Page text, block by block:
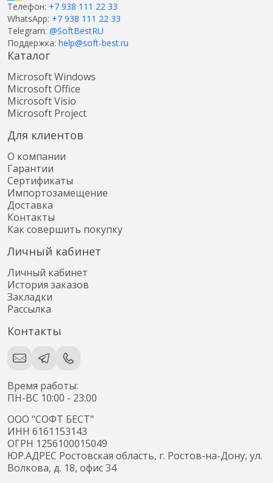
Телефон: +7 938 111 22 33
WhatsApp: +7 938 111 22 33
Telegram: @SoftBestRU
Поддержка: help@soft-best.ru
Каталог
Microsoft Windows
Microsoft Office
Microsoft Visio
Microsoft Project
Для клиентов
О компании
Гарантии
Сертификаты
Импортозамещение
Доставка
Контакты
Как совершить покупку
Личный кабинет
Личный кабинет
История заказов
Закладки
Рассылка
Контакты
Время работы:
ПН-ВС 10:00 - 23:00
ООО "СОФТ БЕСТ"
ИНН 6161153143
ОГРН 1256100015049
ЮР.АДРЕС Ростовская область, г. Ростов-на-Дону, ул.
Волкова, д. 18, офис 34